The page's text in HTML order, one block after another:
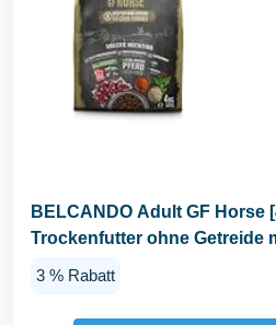
BELCANDO Adult GF Horse
Trockenfutter ohne Getreide
3 % Rabatt